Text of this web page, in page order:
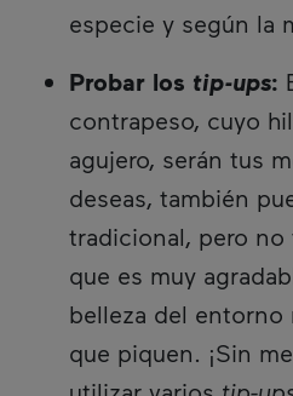
especie y según la
Probar los tip-ups:
contrapeso, cuyo
agujero, serán tus
deseas, también
tradicional, pero no
que es muy
belleza del entorno
que piquen. ¡Sin